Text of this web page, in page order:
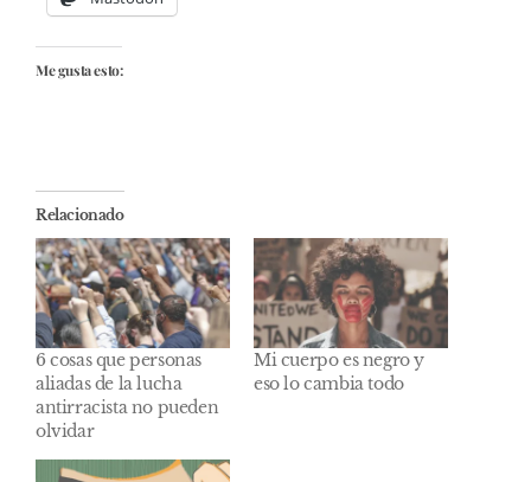
Me gusta esto:
Relacionado
6 cosas que personas
aliadas de la lucha
antirracista no pueden
olvidar
Mi cuerpo es negro y
eso lo cambia todo